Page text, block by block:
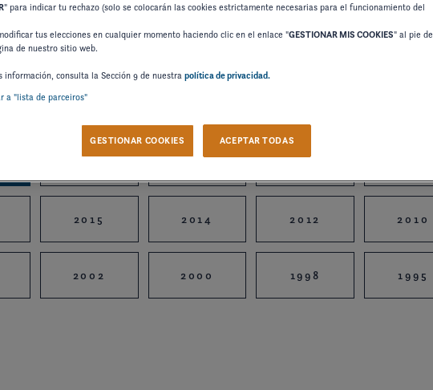
SOBRE
2015 2014 2012 2010
2002 2000 1998 1995
" para indicar tu rechazo (solo se colocarán las cookies estrictamente necesarias para el funcionamiento del
tus elecciones en cualquier momento haciendo clic en el enlace "GESTIONAR MIS COOKIES" al pie de
de nuestro sitio web.
información, consulta la Sección 9 de nuestra política de privacidad.
a "lista de parceiros"
GESTIONAR COOKIES ACEPTAR TODAS